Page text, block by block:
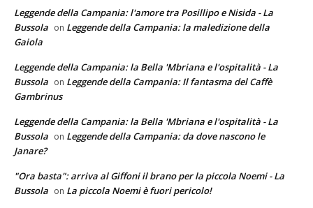
Leggende della Campania: l'amore tra Posillipo e Nisida - La
Bussola on Leggende della Campania: la maledizione della
Gaiola
Leggende della Campania: la Bella 'Mbriana e l'ospitalità - La
Bussola on Leggende della Campania: Il fantasma del Caffè
Gambrinus
Leggende della Campania: la Bella 'Mbriana e l'ospitalità - La
Bussola on Leggende della Campania: da dove nascono le
Janare?
"Ora basta": arriva al Giffoni il brano per la piccola Noemi - La
Bussola on La piccola Noemi è fuori pericolo!